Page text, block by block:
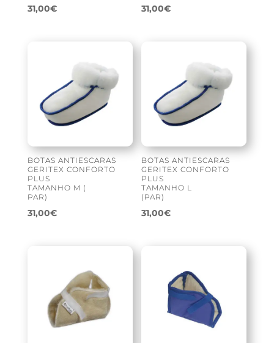
31,00€ 31,00€
BOTAS ANTIESCARAS
GERITEX CONFORTO
PLUS
TAMANHO M (
PAR)
31,00€
BOTAS ANTIESCARAS
GERITEX CONFORTO
PLUS
TAMANHO L
(PAR)
31,00€